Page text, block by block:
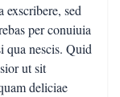
exscribere, sed
per conuiuia
qua nescis. Quid
ut sit
deliciae